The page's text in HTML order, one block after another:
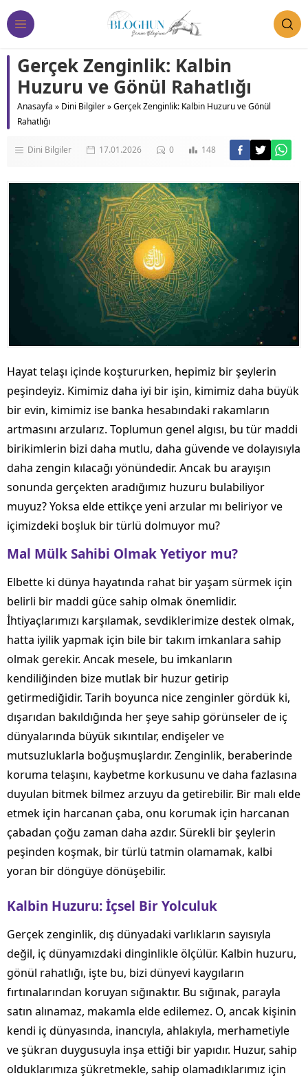
Gerçek Zenginlik: Kalbin
Huzuru ve Gönül Rahatlığı
Anasayfa » Dini Bilgiler»Gerçek Zenginlik: Kalbin Huzuru ve Gönül
Rahatlığı
Dini Bilgiler 17.01.2026 0 148
Hayat telaşı içinde koştururken, hepimiz bir şeylerin
peşindeyiz. Kimimiz daha iyi bir işin, kimimiz daha büyük
bir evin, kimimiz ise banka hesabındaki rakamların
artmasını arzularız. Toplumun genel algısı, bu tür maddi
birikimlerin bizi daha mutlu, daha güvende ve dolayısıyla
daha zengin kılacağı yönündedir. Ancak bu arayışın
sonunda gerçekten aradığımız huzuru bulabiliyor
muyuz? Yoksa elde ettikçe yeni arzular mı beliriyor ve
içimizdeki boşluk bir türlü dolmuyor mu?
Mal Mülk Sahibi Olmak Yetiyor mu?
Elbette ki dünya hayatında rahat bir yaşam sürmek için
belirli bir maddi güce sahip olmak önemlidir.
İhtiyaçlarımızı karşılamak, sevdiklerimize destek olmak,
hatta iyilik yapmak için bile bir takım imkanlara sahip
olmak gerekir. Ancak mesele, bu imkanların
kendiliğinden bize mutlak bir huzur getirip
getirmediğidir. Tarih boyunca nice zenginler gördük ki,
dışarıdan bakıldığında her şeye sahip görünseler de iç
dünyalarında büyük sıkıntılar, endişeler ve
mutsuzluklarla boğuşmuşlardır. Zenginlik, beraberinde
koruma telaşını, kaybetme korkusunu ve daha fazlasına
duyulan bitmek bilmez arzuyu da getirebilir. Bir malı elde
etmek için harcanan çaba, onu korumak için harcanan
çabadan çoğu zaman daha azdır. Sürekli bir şeylerin
peşinden koşmak, bir türlü tatmin olamamak, kalbi
yoran bir döngüye dönüşebilir.
Kalbin Huzuru: İçsel Bir Yolculuk
Gerçek zenginlik, dış dünyadaki varlıkların sayısıyla
değil, iç dünyamızdaki dinginlikle ölçülür. Kalbin huzuru,
gönül rahatlığı, işte bu, bizi dünyevi kaygıların
fırtınalarından koruyan sığınaktır. Bu sığınak, parayla
satın alınamaz, makamla elde edilemez. O, ancak kişinin
kendi iç dünyasında, inancıyla, ahlakıyla, merhametiyle
ve şükran duygusuyla inşa ettiği bir yapıdır. Huzur, sahip
olduklarımıza şükretmekle, sahip olamadıklarımız için